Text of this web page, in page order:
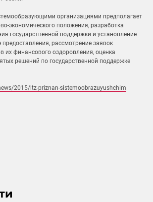
организациями предполагает
экономического положения, разработка
государственной поддержки и установление
предоставления, рассмотрение заявок
их финансового оздоровления, оценка
решений по государственной поддержке
2015/ltz-priznan-sistemoobrazuyushchim